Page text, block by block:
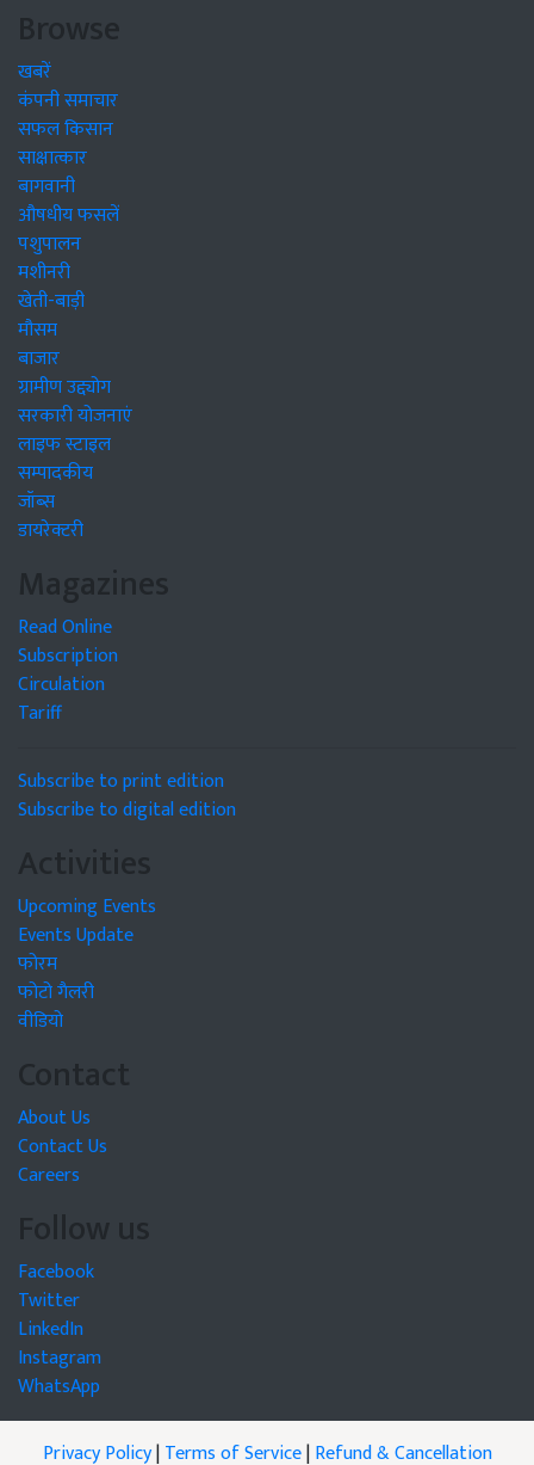
Browse
खबरें
कंपनी समाचार
सफल किसान
साक्षात्कार
बागवानी
औषधीय फसलें
पशुपालन
मशीनरी
खेती-बाड़ी
मौसम
बाजार
ग्रामीण उद्द्योग
सरकारी योजनाएं
लाइफ स्टाइल
सम्पादकीय
जॉब्स
डायरेक्टरी
Magazines
Read Online
Subscription
Circulation
Tariff
Subscribe to print edition
Subscribe to digital edition
Activities
Upcoming Events
Events Update
फोरम
फोटो गैलरी
वीडियो
Contact
About Us
Contact Us
Careers
Follow us
Facebook
Twitter
LinkedIn
Instagram
WhatsApp
Privacy Policy|Terms of Service|Refund & Cancellation